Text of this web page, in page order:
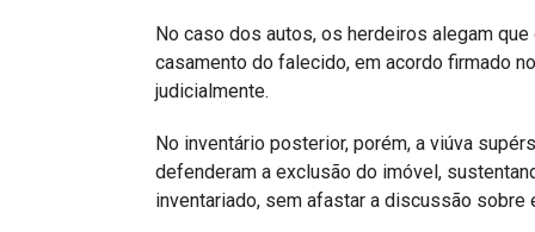
No caso dos autos, os herdeiros alegam
casamento do falecido, em acordo firmado
judicialmente.
No inventário posterior, porém, a viúva
defenderam a exclusão do imóvel,
inventariado, sem afastar a discussão